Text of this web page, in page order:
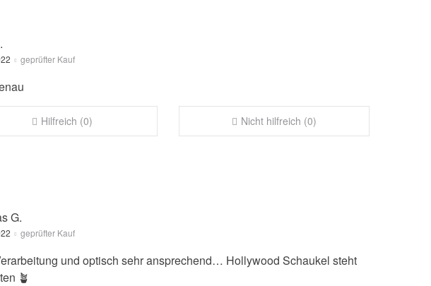
geprüfter Kauf
Hilfreich (0) Nicht hilfreich (0)
G.
geprüfter Kauf
und optisch sehr ansprechend… Hollywood Schaukel steht
🪴